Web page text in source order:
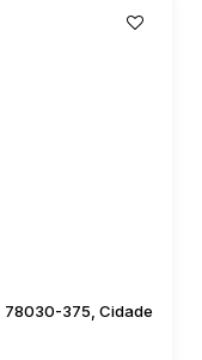
78030-375, Cidade